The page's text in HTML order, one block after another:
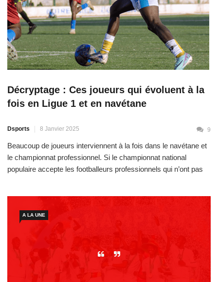
Décryptage : Ces joueurs qui évoluent à la
fois en Ligue 1 et en navétane
Dsports 8 Janvier 2025 9
Beaucoup de joueurs interviennent à la fois dans le navétane et
le championnat professionnel. Si le championnat national
populaire accepte les footballeurs professionnels qui n’ont pas
A LA UNE